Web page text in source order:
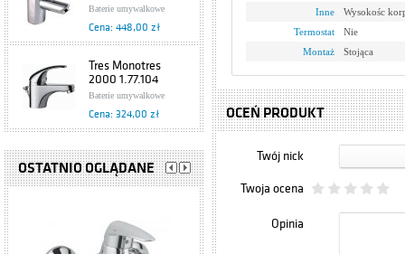
Baterie umywalkowe
Cena: 448,00 zł
Tres Monotres
2000 1.77.104
Baterie umywalkowe
Cena: 324,00 zł
Tres Eco
1.70.103.02
Baterie umywalkowe
Bateria
OSTATNIO OGLĄDANE
Inne
Wysokośc
Termostat
Nie
Montaż
Stojąca
OCEŃ PRODUKT
Twój nick
Twoja ocena
Opinia